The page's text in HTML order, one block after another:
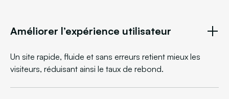
Améliorer l’expérience utilisateur
Un site rapide, fluide et sans erreurs retient mieux les
visiteurs, réduisant ainsi le taux de rebond.